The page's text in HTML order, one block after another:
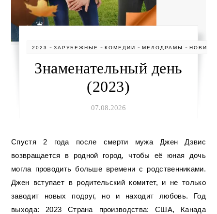
2023 -ЗАРУБЕЖНЫЕ -КОМЕДИИ -МЕЛОДРАМЫ -
Знаменательный день
(2023)
07.08.2026
Спустя 2 года после смерти мужа Джен Дэвис
возвращается в родной город, чтобы её юная дочь
могла проводить больше времени с родственниками.
Джен вступает в родительский комитет, и не только
заводит новых подруг, но и находит любовь. Год
выхода: 2023 Страна производства: США, Канада